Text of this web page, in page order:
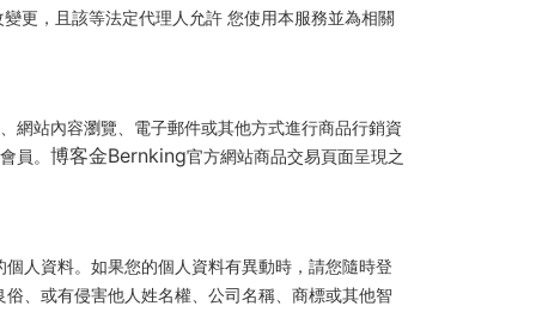
更，且該等法定代理人允許 您使用本服務並為相關
網站內容瀏覽、電子郵件或其他方式進行商品行銷資
員。 博客金Bernking官方網站商品交易頁面呈現之
人資料。如果您的個人資料有異動時，請您隨時登
、或有侵害他人姓名權、公司名稱、商標或其他智